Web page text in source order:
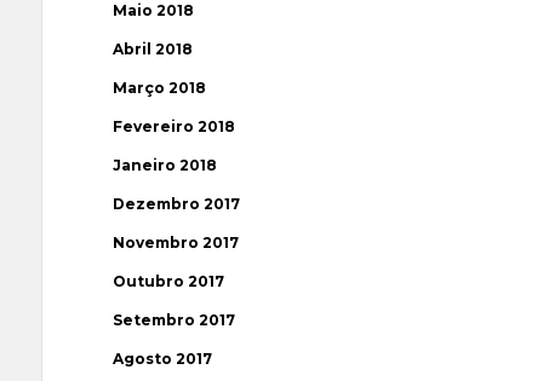
Maio 2018
Abril 2018
Março 2018
Fevereiro 2018
Janeiro 2018
Dezembro 2017
Novembro 2017
Outubro 2017
Setembro 2017
Agosto 2017